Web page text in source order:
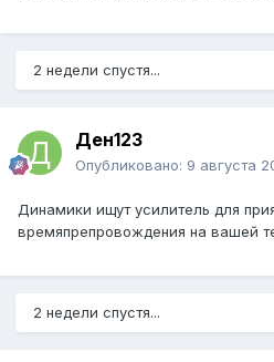
2 недели спустя...
Ден123
Опубликовано: 9 августа
Динамики ищут усилитель для
времяпрепровождения на вашей
2 недели спустя...